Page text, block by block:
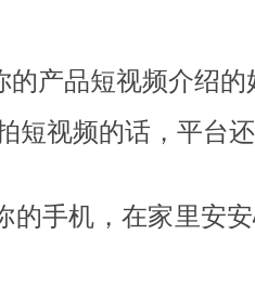
产品短视频介绍的
视频的话，平台还
手机，在家里安安